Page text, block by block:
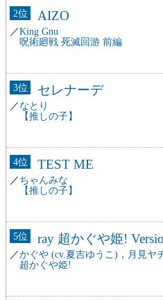
2 AIZO
King Gnu
呪術廻戦 死滅回游 前編
3 セレナーデ
なとり
【推しの子】
4 TEST ME
ちゃんみな
【推しの子】
5 ray 超かぐや姫!
かぐや (cv.夏吉ゆうこ)，月見ヤ
超かぐや姫!